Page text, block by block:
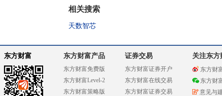
相关搜索
天数智芯
东方财富 东方财富产品
东方财富免费版
东方财富Level-2
东方财富策略版
证券交易
东方财富证券开户
东方财富在线交易
东方财富证券交易
关注东方
东方财
东方财
意见与